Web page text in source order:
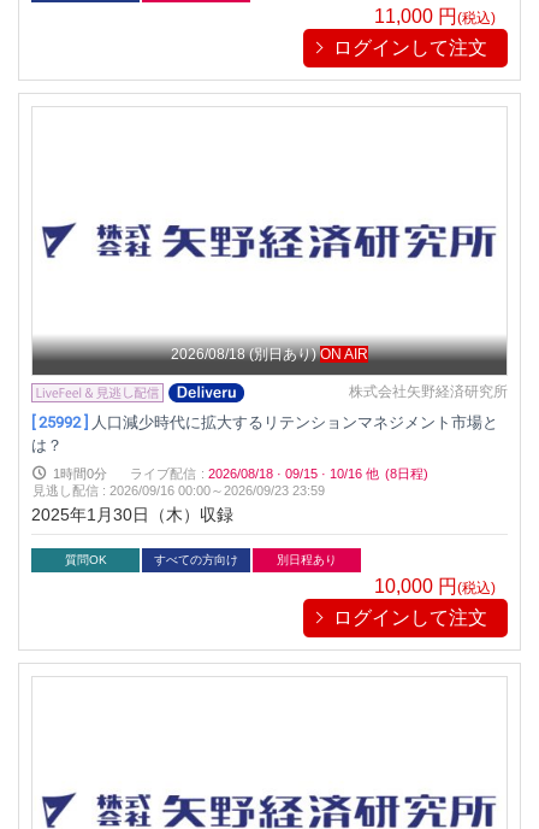
11,000 円(税込)
ログインして注文
2026/08/18 (別日あり) ON AIR
株式会社矢野経済研究所
[ 25992 ]
人口減少時代に拡大するリテンションマネジメント市場と
は？
1時間0分 ライブ配信 : 2026/08/18 · 09/15 · 10/16 他 (8日程)
見逃し配信 :2026/09/16 00:00～2026/09/23 23:59
2025年1月30日（木）収録
質問OK すべての方向け 別日程あり
10,000 円(税込)
ログインして注文